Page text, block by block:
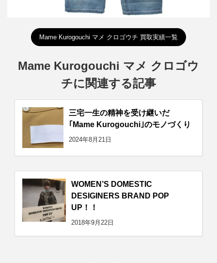
Mame Kurogouchi マメ クロゴウチ 買取実績一覧
Mame Kurogouchi マメ クロゴウ
チに関連する記事
三宅一生の精神を受け継いだ
｢Mame Kurogouchi｣のモノづくり
2024年8月21日
WOMEN’S DOMESTIC
DESIGINERS BRAND POP
UP！！
2018年9月22日